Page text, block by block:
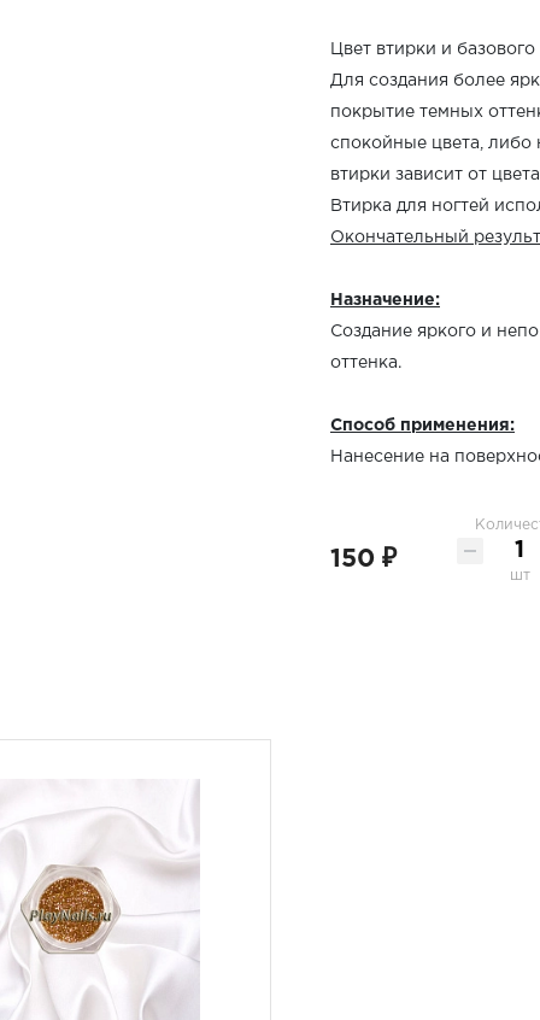
Цвет втирки и
Для создания более
покрытие темных
спокойные цвета, либо
втирки зависит от
Втирка для ногтей
Окончательный
Назначение:
Создание яркого и
оттенка.
Способ применения:
Нанесение на
150 ₽
шт